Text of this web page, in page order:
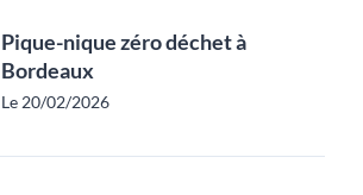
Pique-nique zéro déchet à
Bordeaux
Le 20/02/2026